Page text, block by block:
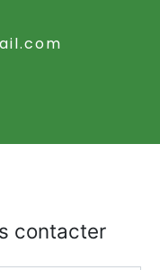
contacter